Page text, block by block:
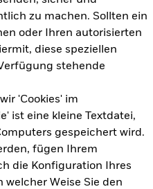
zu machen. Sollten ein
oder Ihren autorisierten
diese speziellen
stehende
'Cookies' im
ist eine kleine Textdatei,
gespeichert wird.
fügen Ihrem
die Konfiguration Ihres
Weise Sie den